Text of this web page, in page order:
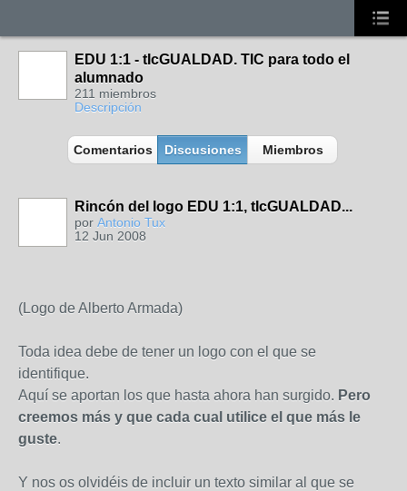
EDU 1:1 - tIcGUALDAD. TIC para todo el
alumnado
211 miembros
Descripción
Comentarios Discusiones Miembros
Rincón del logo EDU 1:1, tIcGUALDAD...
por Antonio Tux
12 Jun 2008
(Logo de Alberto Armada)
Toda idea debe de tener un logo con el que se
identifique.
Aquí se aportan los que hasta ahora han surgido. Pero
creemos más y que cada cual utilice el que más le
guste.
Y nos os olvidéis de incluir un texto similar al que se